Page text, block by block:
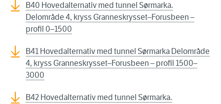
B40 Hovedalternativ med tunnel Sørmarka.
Delområde 4, kryss Granneskrysset–Forusbeen –
profil 0–1500
B41 Hovedalternativ med tunnel Sørmarka Delområde
4, kryss Granneskrysset–Forusbeen – profil 1500–
3000
B42 Hovedalternativ med tunnel Sørmarka.